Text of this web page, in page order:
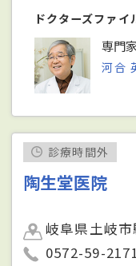
ドクターズファイ
専門
河合
診療時間外
陶生堂医院
岐阜県土岐
0572-59-